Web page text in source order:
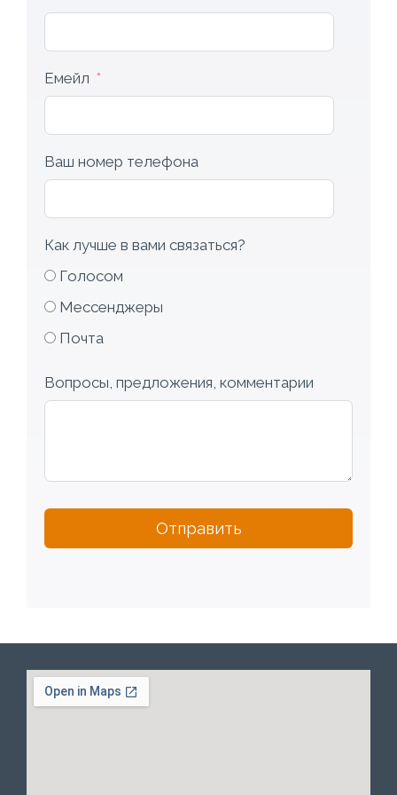
Емейл
Ваш номер телефона
Как лучше в вами связаться?
Голосом
Мессенджеры
Почта
Вопросы, предложения, комментарии
Отправить